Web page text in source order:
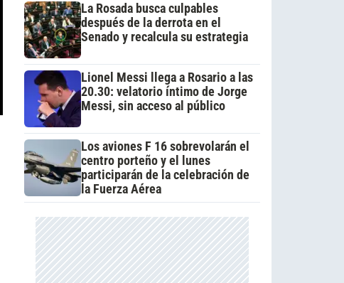
La Rosada busca culpables
después de la derrota en el
Senado y recalcula su estrategia
Lionel Messi llega a Rosario a las
20.30: velatorio íntimo de Jorge
Messi, sin acceso al público
Los aviones F 16 sobrevolarán el
centro porteño y el lunes
participarán de la celebración de
la Fuerza Aérea